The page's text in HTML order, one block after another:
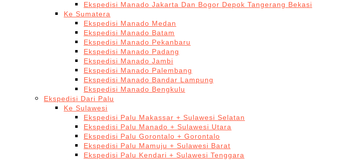
Ekspedisi Manado Jakarta Dan Bogor Depok Tangerang Bekasi
Ke Sumatera
Ekspedisi Manado Medan
Ekspedisi Manado Batam
Ekspedisi Manado Pekanbaru
Ekspedisi Manado Padang
Ekspedisi Manado Jambi
Ekspedisi Manado Palembang
Ekspedisi Manado Bandar Lampung
Ekspedisi Manado Bengkulu
Ekspedisi Dari Palu
Ke Sulawesi
Ekspedisi Palu Makassar + Sulawesi Selatan
Ekspedisi Palu Manado + Sulawesi Utara
Ekspedisi Palu Gorontalo + Gorontalo
Ekspedisi Palu Mamuju + Sulawesi Barat
Ekspedisi Palu Kendari + Sulawesi Tenggara